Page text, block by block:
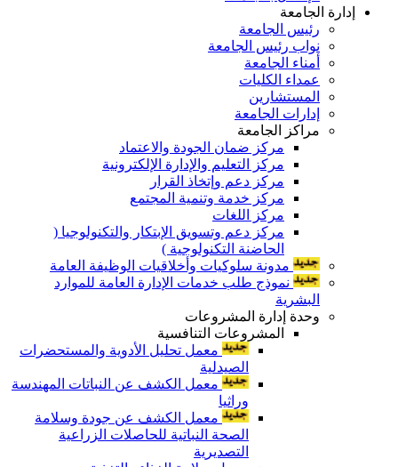
إدارة الجامعة
رئيس الجامعة
نواب رئيس الجامعة
أمناء الجامعة
عمداء الكليات
المستشارين
إدارات الجامعة
مراكز الجامعة
مركز ضمان الجودة والاعتماد
مركز التعليم والإدارة الإلكترونية
مركز دعم وإتخاذ القرار
مركز خدمة وتنمية المجتمع
مركز اللغات
مركز دعم وتسويق الإبتكار والتكنولوجيا (
الحاضنة التكنولوجية )
مدونة سلوكيات وأخلاقيات الوظيفة العامة
نموذج طلب خدمات الإدارة العامة للموارد
البشرية
وحدة إدارة المشروعات
المشروعات التنافسية
معمل تحليل الأدوية والمستحضرات
الصيدلية
معمل الكشف عن النباتات المهندسة
وراثيا
معمل الكشف عن جودة وسلامة
الصحة النباتية للحاصلات الزراعية
التصديرية